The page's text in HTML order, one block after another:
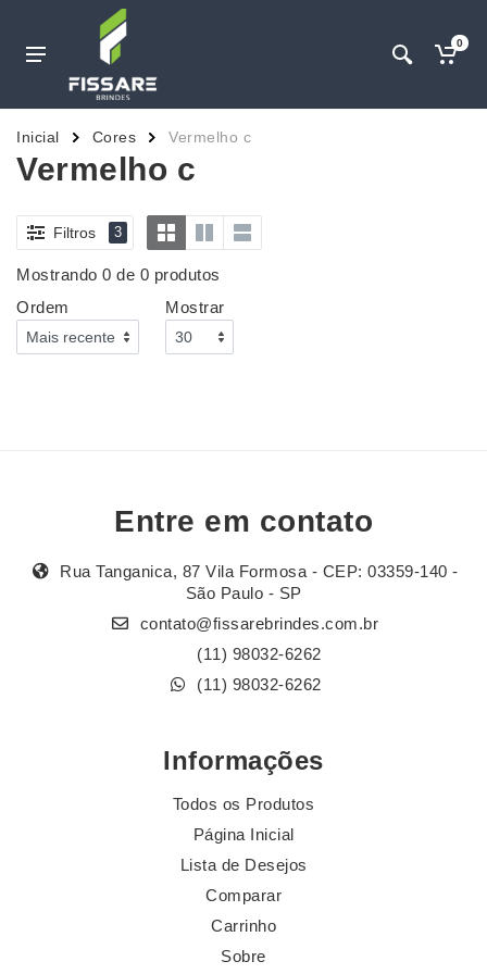
0
Inicial Cores Vermelho c
Vermelho c
Filtros 3
Mostrando 0 de 0 produtos
Ordem
Mostrar
Entre em contato
Rua Tanganica, 87 Vila Formosa - CEP: 03359-140 -
São Paulo - SP
contato@fissarebrindes.com.br
(11) 98032-6262
(11) 98032-6262
Informações
Todos os Produtos
Página Inicial
Lista de Desejos
Comparar
Carrinho
Sobre